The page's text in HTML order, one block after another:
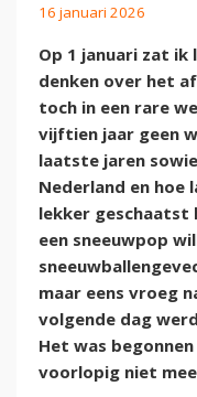
16 januari 2026
Op 1 januari zat
denken over het
toch in een rare
vijftien jaar geen
laatste jaren
Nederland en hoe
lekker geschaatst
een sneeuwpop
maar eens vroeg
volgende dag
Het was
voorlopig niet